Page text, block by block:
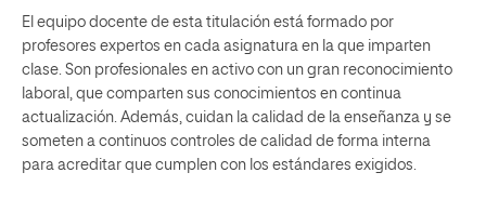
El equipo docente de esta titulación está formado por
profesores expertos en cada asignatura en la que imparten
clase. Son profesionales en activo con un gran reconocimiento
laboral, que comparten sus conocimientos en continua
actualización. Además, cuidan la calidad de la enseñanza y se
someten a continuos controles de calidad de forma interna
para acreditar que cumplen con los estándares exigidos.